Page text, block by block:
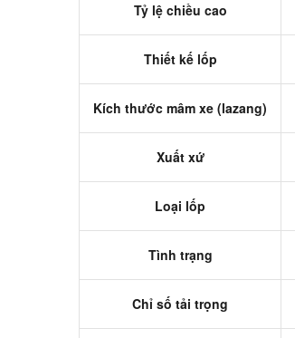
Tỷ lệ chiều cao
Thiết kế lốp
Kích thước mâm xe (lazang)
Xuất xứ
Loại lốp
Tình trạng
Chỉ số tải trọng